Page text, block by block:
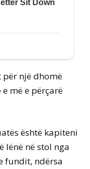
për një dhomë
më e përçarë
është kapiteni
lënë në stol nga
fundit, ndërsa